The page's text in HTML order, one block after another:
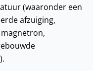
(waaronder een
afzuiging,